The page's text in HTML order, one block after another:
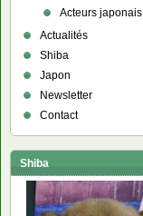
Acteurs japonais
Actualités
Shiba
Japon
Newsletter
Contact
Shiba